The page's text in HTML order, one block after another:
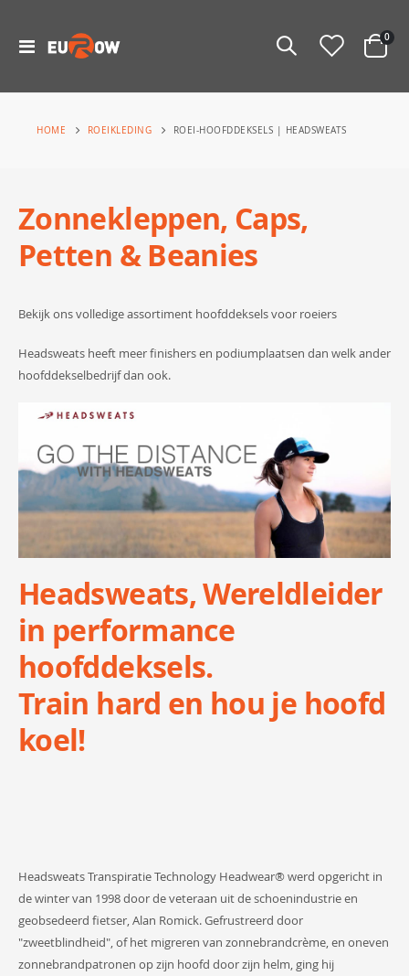
Toggle
Cart
0
HOME ROEIKLEDING ROEI-HOOFDDEKSELS | HEADSWEATS
Zonnekleppen, Caps,
Petten & Beanies
Bekijk ons volledige assortiment hoofddeksels voor roeiers
Headsweats heeft meer finishers en podiumplaatsen dan welk ander
hoofddekselbedrijf dan ook.
Headsweats, Wereldleider
in performance
hoofddeksels.
Train hard en hou je hoofd
koel!
Headsweats Transpiratie Technology Headwear® werd opgericht in
de winter van 1998 door de veteraan uit de schoenindustrie en
geobsedeerd fietser, Alan Romick. Gefrustreerd door
"zweetblindheid", of het migreren van zonnebrandcrème, en oneven
zonnebrandpatronen op zijn hoofd door zijn helm, ging hij